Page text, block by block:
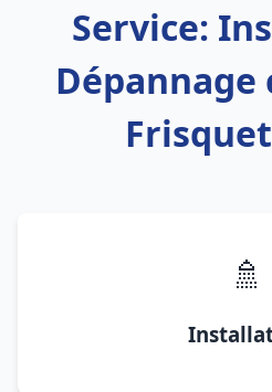
Service:
Dépannage
🚿